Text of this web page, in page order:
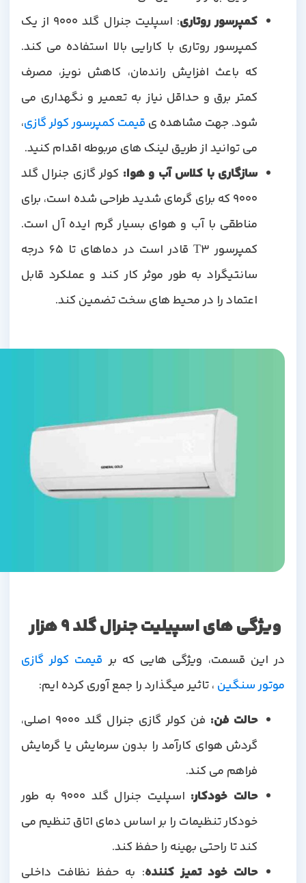
کمپرسور روتاری
: اسپلیت جنرال گلد 9000 از یک
کمپرسور روتاری با کارایی بالا استفاده می کند.
که باعث افزایش راندمان، کاهش نویز، مصرف
کمتر برق و حداقل نیاز به تعمیر و نگهداری می
شود. جهت مشاهده یقیمت کمپرسور کولر گازی،
می توانید از طریق لینک های مربوطه اقدام کنید.
سازگاری با کلاس آب و هوا:کولر گازی جنرال گلد
9000 که برای گرمای شدید طراحی شده است، برای
مناطقی با آب و هوای بسیار گرم ایده آل است.
کمپرسور T3 قادر است در دماهای تا 65 درجه
سانتیگراد به طور موثر کار کند و عملکرد قابل
اعتماد را در محیط های سخت تضمین کند.
ویژگی های اسپیلیت جنرال گلد 9 هزار
در این قسمت، ویژگی هایی که برقیمت کولر گازی
موتور سنگین، تاثیر میگذارد را جمع آوری کرده ایم:
حالت فن:
فن کولر گازی جنرال گلد 9000 اصلی،
گردش هوای کارآمد را بدون سرمایش یا گرمایش
فراهم می کند.
حالت خودکار:
اسپلیت جنرال گلد 9000 به طور
خودکار تنظیمات را بر اساس دمای اتاق تنظیم می
کند تا راحتی بهینه را حفظ کند.
حالت خود تمیز کننده: به حفظ نظافت داخلی